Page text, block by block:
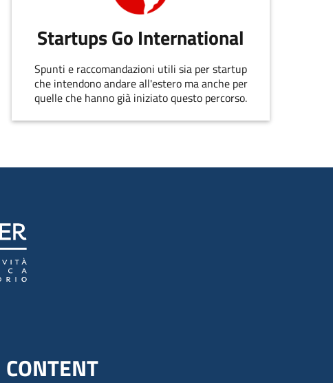
Startups Go International
Spunti e raccomandazioni utili sia per startup
che intendono andare all'estero ma anche per
quelle che hanno già iniziato questo percorso.
CONTENT